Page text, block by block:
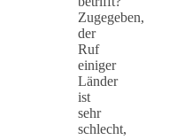
Zugegeben,
der
Ruf
einiger
Länder
ist
sehr
schlecht,